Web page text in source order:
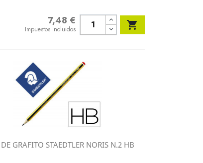
7,48 €
Impuestos incluidos 
GRAFITO STAEDTLER NORIS N.2 HB